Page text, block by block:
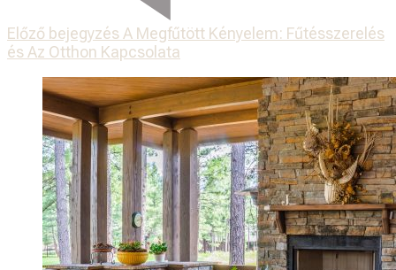
Előző bejegyzés A Megfűtött Kényelem: Fűtésszerelés
és Az Otthon Kapcsolata